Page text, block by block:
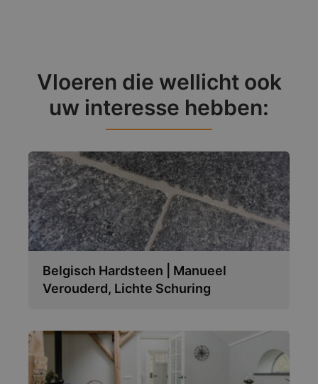
Vloeren die wellicht ook
uw interesse hebben:
Belgisch Hardsteen | Manueel
Verouderd, Lichte Schuring